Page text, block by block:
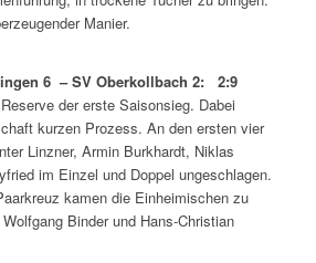
Manier.
6 – SV Oberkollbach 2: 2:9
der erste Saisonsieg. Dabei
kurzen Prozess. An den ersten vier
Linzner, Armin Burkhardt, Niklas
im Einzel und Doppel ungeschlagen.
kamen die Einheimischen zu
Binder und Hans-Christian